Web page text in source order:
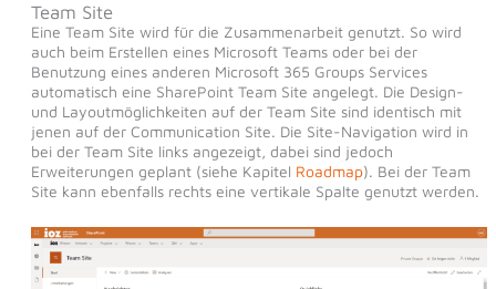
Team Site
Eine Team Site wird für die Zusammenarbeit genutzt. So wird
auch beim Erstellen eines Microsoft Teams oder bei der
Benutzung eines anderen Microsoft 365 Groups Services
automatisch eine SharePoint Team Site angelegt. Die Design-
und Layoutmöglichkeiten auf der Team Site sind identisch mit
jenen auf der Communication Site. Die Site-Navigation wird in
bei der Team Site links angezeigt, dabei sind jedoch
Erweiterungen geplant (siehe Kapitel Roadmap). Bei der Team
Site kann ebenfalls rechts eine vertikale Spalte genutzt werden.